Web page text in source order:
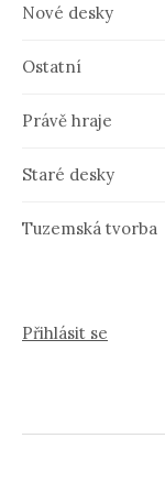
Nové desky
Ostatní
Právě hraje
Staré desky
Tuzemská tvorba
Přihlásit se